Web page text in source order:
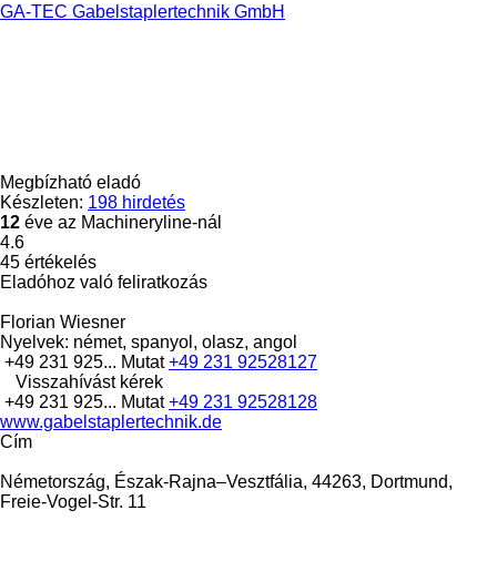
GA-TEC Gabelstaplertechnik GmbH
Megbízható eladó
Készleten: 198 hirdetés
12 éve az Machineryline-nál
4.6
45 értékelés
Eladóhoz való feliratkozás
Florian Wiesner
Nyelvek: német, spanyol, olasz, angol
+49 231 925... Mutat+49 231 92528127
Visszahívást kérek
+49 231 925... Mutat+49 231 92528128
www.gabelstaplertechnik.de
Сím
Németország, Észak-Rajna–Vesztfália, 44263, Dortmund,
Freie-Vogel-Str. 11